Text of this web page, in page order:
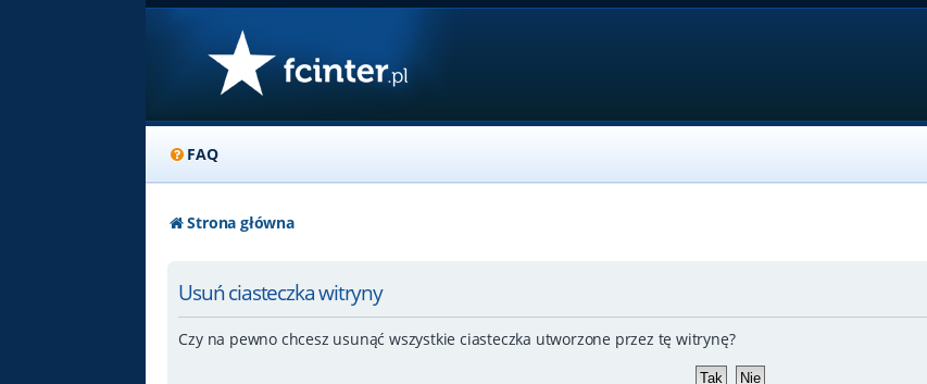
FAQ
Strona główna
Usuń ciasteczka witryny
Czy na pewno chcesz usunąć wszystkie ciasteczka utworzone przez tę witrynę?